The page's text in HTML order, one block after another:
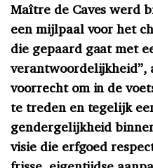
Maître de Caves werd
een mijlpaal voor het
die gepaard gaat met
verantwoordelijkheid”,
voorrecht om in de
te treden en tegelijk
gendergelijkheid
visie die erfgoed